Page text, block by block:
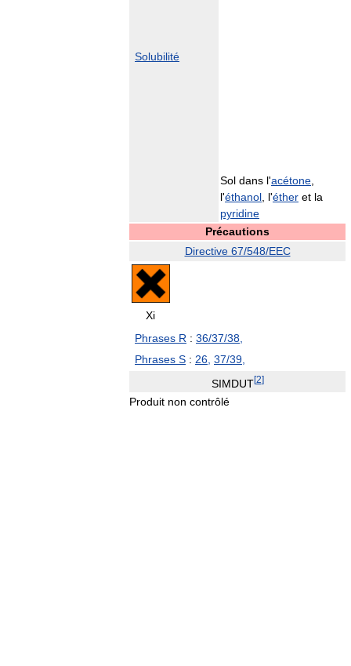
Solubilité
Sol dans l'acétone
l'éthanol , l'éther et la
pyridine
Précautions
Directive 67/548/EEC
Xi
Phrases R : 36/37/38,
Phrases S : 26, 37/39,
SIMDUT[2]
Produit non contrôlé